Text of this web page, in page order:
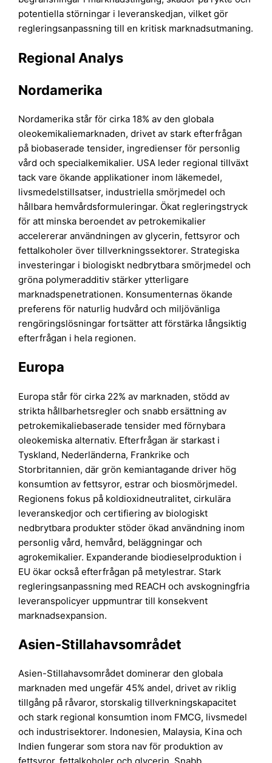
potentiella störningar i leveranskedjan, vilket gör
regleringsanpassning till en kritisk marknadsutmaning.
Regional Analys
Nordamerika
Nordamerika står för cirka 18% av den globala
oleokemikaliemarknaden, drivet av stark efterfrågan
på biobaserade tensider, ingredienser för personlig
vård och specialkemikalier. USA leder regional tillväxt
tack vare ökande applikationer inom läkemedel,
livsmedelstillsatser, industriella smörjmedel och
hållbara hemvårdsformuleringar. Ökat regleringstryck
för att minska beroendet av petrokemikalier
accelererar användningen av glycerin, fettsyror och
fettalkoholer över tillverkningssektorer. Strategiska
investeringar i biologiskt nedbrytbara smörjmedel och
gröna polymeradditiv stärker ytterligare
marknadspenetrationen. Konsumenternas ökande
preferens för naturlig hudvård och miljövänliga
rengöringslösningar fortsätter att förstärka långsiktig
efterfrågan i hela regionen.
Europa
Europa står för cirka 22% av marknaden, stödd av
strikta hållbarhetsregler och snabb ersättning av
petrokemikaliebaserade tensider med förnybara
oleokemiska alternativ. Efterfrågan är starkast i
Tyskland, Nederländerna, Frankrike och
Storbritannien, där grön kemiantagande driver hög
konsumtion av fettsyror, estrar och biosmörjmedel.
Regionens fokus på koldioxidneutralitet, cirkulära
leveranskedjor och certifiering av biologiskt
nedbrytbara produkter stöder ökad användning inom
personlig vård, hemvård, beläggningar och
agrokemikalier. Expanderande biodieselproduktion i
EU ökar också efterfrågan på metylestrar. Stark
regleringsanpassning med REACH och avskogningfria
leveranspolicyer uppmuntrar till konsekvent
marknadsexpansion.
Asien-Stillahavsområdet
Asien-Stillahavsområdet dominerar den globala
marknaden med ungefär 45% andel, drivet av riklig
tillgång på råvaror, storskalig tillverkningskapacitet
och stark regional konsumtion inom FMCG, livsmedel
och industrisektorer. Indonesien, Malaysia, Kina och
Indien fungerar som stora nav för produktion av